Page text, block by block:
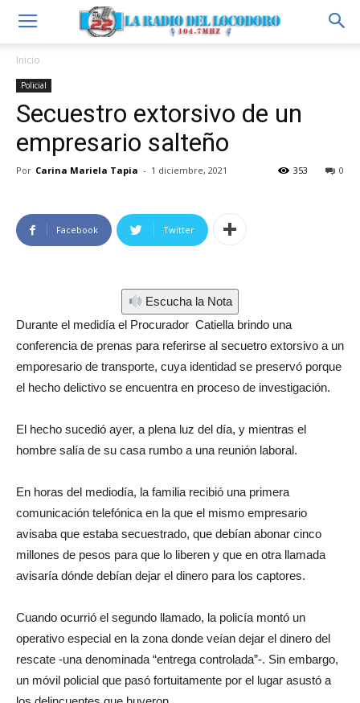
Inicio
Policial
Secuestro extorsivo de un
empresario salteño
Por Carina Mariela Tapia - 1 diciembre, 2021 0
353
Facebook Twitter
Escucha la Nota
Durante el medidía el Procurador Catiella brindo una
conferencia de prenas para referirse al secuetro extorsivo a un
emporesario de transporte, cuya identidad se preservó porque
el hecho delictivo se encuentra en proceso de investigación.
El hecho sucedió ayer, a plena luz del día, y mientras el
hombre salía de su casa rumbo a una reunión laboral.
En horas del mediodía, la familia recibió una primera
comunicación telefónica en la que el mismo empresario
avisaba que estaba secuestrado, que debían abonar cinco
millones de pesos para que lo liberen y que en otra llamada
avisaría dónde debían dejar el dinero para los captores.
Cuando ocurrió el segundo llamado, la policía montó un
operativo especial en la zona donde veían dejar el dinero del
rescate -una denominada “entrega controlada”-. Sin embargo,
un móvil policial que pasó fortuitamente por el lugar asustó a